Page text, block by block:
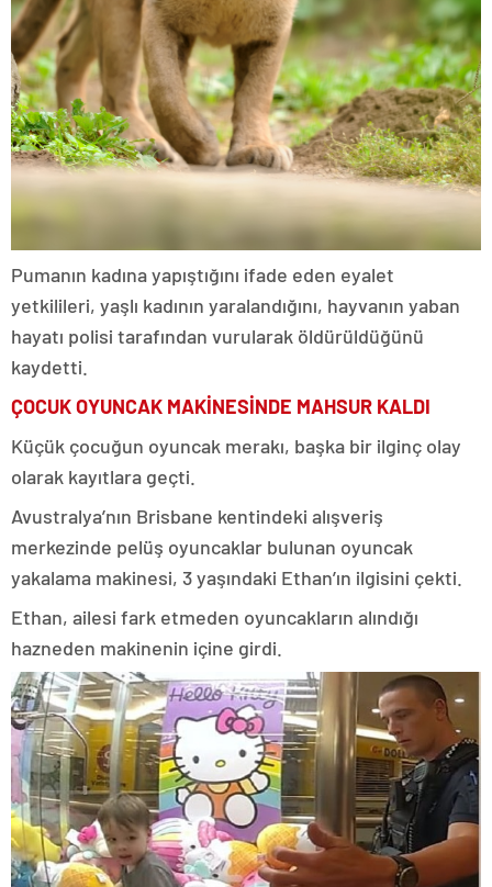
Pumanın kadına yapıştığını ifade eden eyalet
yetkilileri, yaşlı kadının yaralandığını, hayvanın yaban
hayatı polisi tarafından vurularak öldürüldüğünü
kaydetti.
ÇOCUK OYUNCAK MAKİNESİNDE MAHSUR KALDI
Küçük çocuğun oyuncak merakı, başka bir ilginç olay
olarak kayıtlara geçti.
Avustralya’nın Brisbane kentindeki alışveriş
merkezinde pelüş oyuncaklar bulunan oyuncak
yakalama makinesi, 3 yaşındaki Ethan’ın ilgisini çekti.
Ethan, ailesi fark etmeden oyuncakların alındığı
hazneden makinenin içine girdi.